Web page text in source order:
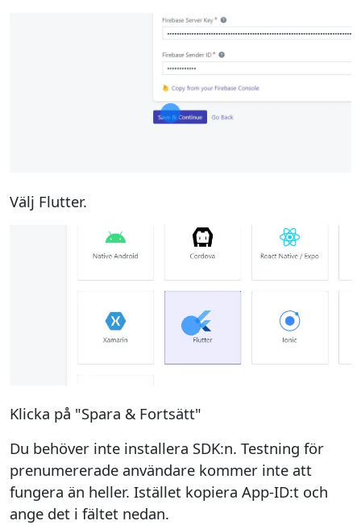
Välj Flutter.
Klicka på "Spara & Fortsätt"
Du behöver inte installera SDK:n. Testning för
prenumererade användare kommer inte att
fungera än heller. Istället kopiera App-ID:t och
ange det i fältet nedan.